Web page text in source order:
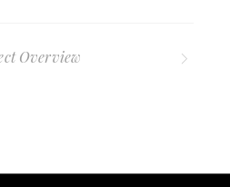
Overview